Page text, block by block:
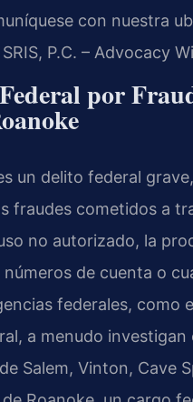
con nuestra
P.C. – Advocacy
por
un delito federal
fraudes cometidos a
no autorizado, la
de cuenta o
federales, como
a menudo
Salem, Vinton, Cave